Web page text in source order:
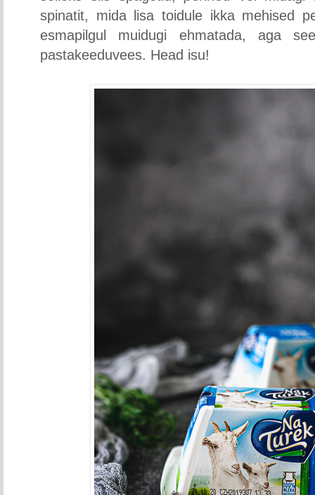
spinatit, mida lisa toidule ikka mehised
esmapilgul muidugi ehmatada, aga
pastakeeduvees. Head isu!